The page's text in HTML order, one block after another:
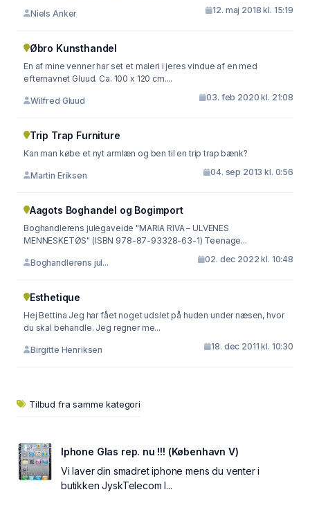
Niels Anker 12. maj 2018 kl. 15:19
Øbro Kunsthandel
En af mine venner har set et maleri i jeres vindue af en med
efternavnet Gluud. Ca. 100 x 120 cm....
Wilfred Gluud 03. feb 2020 kl. 21:08
Trip Trap Furniture
Kan man købe et nyt armlæn og ben til en trip trap bænk?
Martin Eriksen 04. sep 2013 kl. 0:56
Aagots Boghandel og Bogimport
Boghandlerens julegaveide "MARIA RIVA – ULVENES
MENNESKETØS" (ISBN 978-87-93328-63-1) Teenage...
Boghandlerens jul... 02. dec 2022 kl. 10:48
Esthetique
Hej Bettina Jeg har fået noget udslet på huden under næsen, hvor
du skal behandle. Jeg regner me...
Birgitte Henriksen 18. dec 2011 kl. 10:30
Tilbud fra samme kategori
Iphone Glas rep. nu !!! (København V)
Vi laver din smadret iphone mens du venter i
butikken JyskTelecom I...